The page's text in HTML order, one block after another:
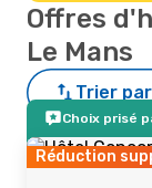
Offres
Le Mans
Trier
Choix prisé
Réduction